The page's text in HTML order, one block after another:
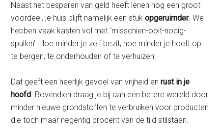
Naast het besparen van geld heeft lenen nog een groot
voordeel, je huis blijft namelijk een stukopgeruimder. We
hebben vaak kasten vol met ‘misschien-ooit-nodig-
spullen’. Hoe minder je zelf bezit, hoe minder je hoeft op
te bergen, te onderhouden of te verhuizen.
Dat geeft een heerlijk gevoel van vrijheid enrust in je
hoofd. Bovendien draag je bij aan een betere wereld door
minder nieuwe grondstoffen te verbruiken voor producten
die toch maar negentig procent van de tijd stilstaan.